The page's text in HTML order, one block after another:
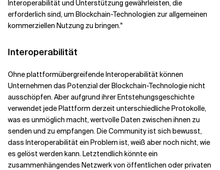
Interoperabilität und Unterstützung gewährleisten, die
erforderlich sind, um Blockchain-Technologien zur allgemeinen
kommerziellen Nutzung zu bringen."
Interoperabilität
Ohne plattformübergreifende Interoperabilität können
Unternehmen das Potenzial der Blockchain-Technologie nicht
ausschöpfen. Aber aufgrund ihrer Entstehungsgeschichte
verwendet jede Plattform derzeit unterschiedliche Protokolle,
was es unmöglich macht, wertvolle Daten zwischen ihnen zu
senden und zu empfangen. Die Community ist sich bewusst,
dass Interoperabilität ein Problem ist, weiß aber noch nicht, wie
es gelöst werden kann. Letztendlich könnte ein
zusammenhängendes Netzwerk von öffentlichen oder privaten